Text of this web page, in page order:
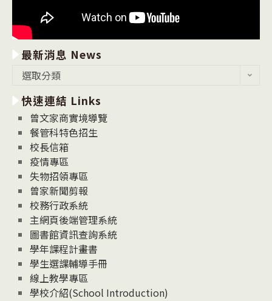
最新消息 News
消
息
News
選取分類
快速連結 Links
曾文家商實境導覽
餐管科特色招生
校長信箱
疫情專區
失物招領專區
曾家新聞剪報
校務行政系統
主網頁後端管理系統
圖書館資訊查詢系統
學年課程計畫書
學生選課輔導手冊
線上教學專區
學校介紹(School Introduction)